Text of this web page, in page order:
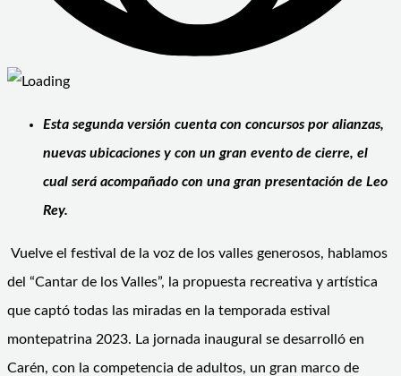
Esta segunda versión cuenta con concursos por alianzas,
nuevas ubicaciones y con un gran evento de cierre, el
cual será acompañado con una gran presentación de Leo
Rey.
Vuelve el festival de la voz de los valles generosos, hablamos
del “Cantar de los Valles”, la propuesta recreativa y artística
que captó todas las miradas en la temporada estival
montepatrina 2023. La jornada inaugural se desarrolló en
Carén, con la competencia de adultos, un gran marco de